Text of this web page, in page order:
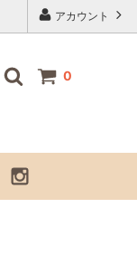
アカウント
0